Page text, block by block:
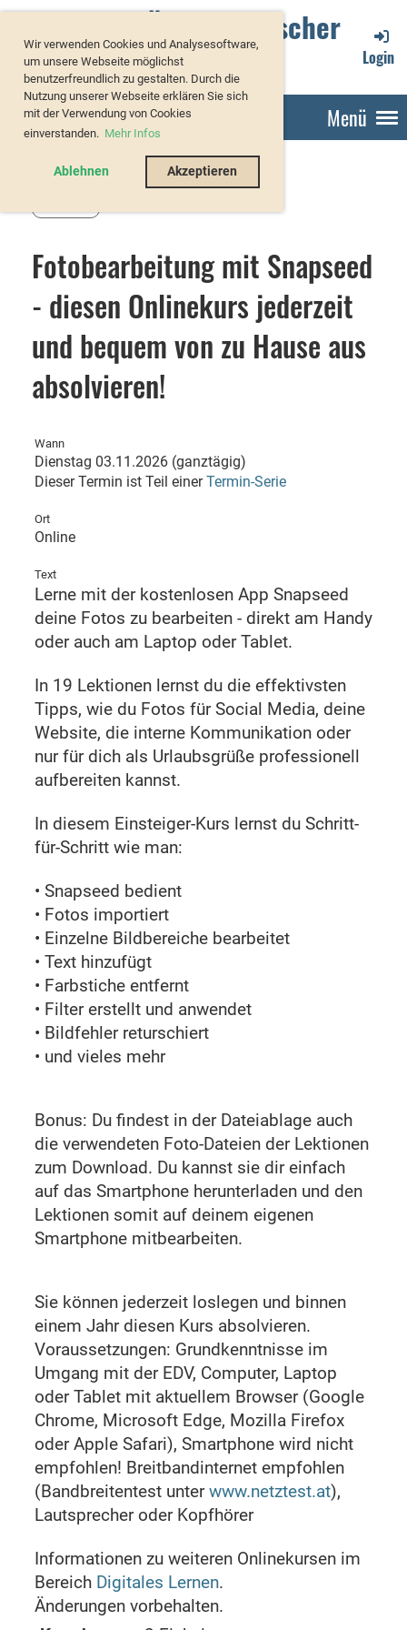
Wir verwenden Cookies und Analysesoftware,
um unsere Webseite möglichst
benutzerfreundlich zu gestalten. Durch die
Nutzung unserer Webseite erklären Sie sich
mit der Verwendung von Cookies
einverstanden. Mehr Infos
Ablehnen Akzeptieren
Verband Österreichischer
Forellenzüchter
Login
Menü
Fotobearbeitung mit Snapseed
- diesen Onlinekurs jederzeit
und bequem von zu Hause aus
absolvieren!
Wann
Dienstag 03.11.2026 (ganztägig)
Dieser Termin ist Teil einerTermin-Serie
Ort
Online
Text
Lerne mit der kostenlosen App Snapseed
deine Fotos zu bearbeiten - direkt am Handy
oder auch am Laptop oder Tablet.
In 19 Lektionen lernst du die effektivsten
Tipps, wie du Fotos für Social Media, deine
Website, die interne Kommunikation oder
nur für dich als Urlaubsgrüße professionell
aufbereiten kannst.
In diesem Einsteiger-Kurs lernst du Schritt-
für-Schritt wie man:
• Snapseed bedient
• Fotos importiert
• Einzelne Bildbereiche bearbeitet
• Text hinzufügt
• Farbstiche entfernt
• Filter erstellt und anwendet
• Bildfehler returschiert
• und vieles mehr
Bonus: Du findest in der Dateiablage auch
die verwendeten Foto-Dateien der Lektionen
zum Download. Du kannst sie dir einfach
auf das Smartphone herunterladen und den
Lektionen somit auf deinem eigenen
Smartphone mitbearbeiten.
Sie können jederzeit loslegen und binnen
einem Jahr diesen Kurs absolvieren.
Voraussetzungen: Grundkenntnisse im
Umgang mit der EDV, Computer, Laptop
oder Tablet mit aktuellem Browser (Google
Chrome, Microsoft Edge, Mozilla Firefox
oder Apple Safari), Smartphone wird nicht
empfohlen! Breitbandinternet empfohlen
(Bandbreitentest unterwww.netztest.at),
Lautsprecher oder Kopfhörer
Informationen zu weiteren Onlinekursen im
Bereich Digitales Lernen.
Änderungen vorbehalten.